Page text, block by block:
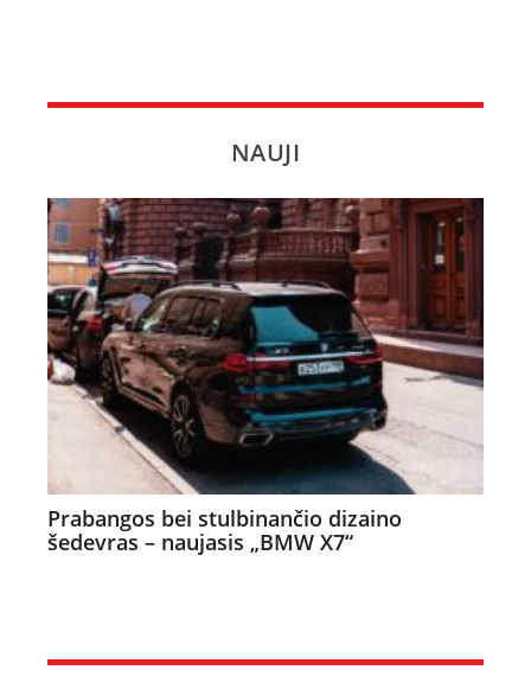
NAUJI
Prabangos bei stulbinančio dizaino
šedevras – naujasis „BMW X7“